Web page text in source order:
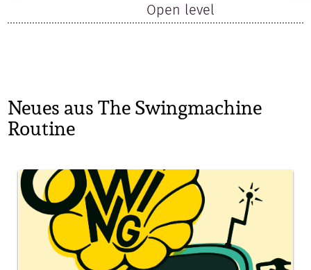
Open level
Neues aus The Swingmachine
Routine